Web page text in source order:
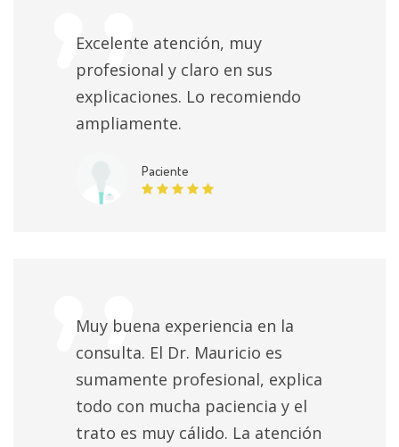
Excelente atención, muy
profesional y claro en sus
explicaciones. Lo recomiendo
ampliamente.
Paciente
Muy buena experiencia en la
consulta. El Dr. Mauricio es
sumamente profesional, explica
todo con mucha paciencia y el
trato es muy cálido. La atención